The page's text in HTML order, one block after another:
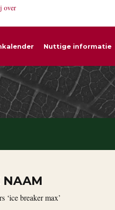
over
Nuttige informatie
NAAM
‘ice breaker max’